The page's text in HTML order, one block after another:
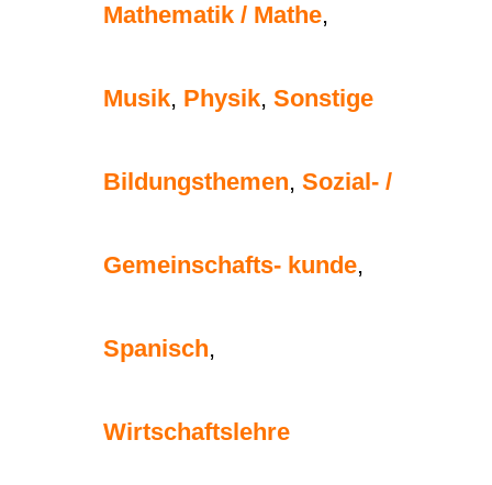
Mathematik / Mathe,
Musik, Physik, Sonstige
Bildungsthemen, Sozial- /
Gemeinschafts- kunde,
Spanisch,
Wirtschaftslehre